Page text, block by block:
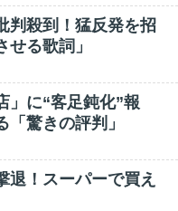
判殺到！猛反発を招
る歌詞」
」に“客足鈍化”報
驚きの評判」
退！スーパーで買え